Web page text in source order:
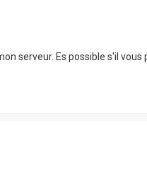
serveur. Es possible s'il vous